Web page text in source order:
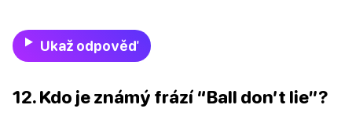
Ukaž odpověď
12. Kdo je známý frází “Ball don’t lie”?